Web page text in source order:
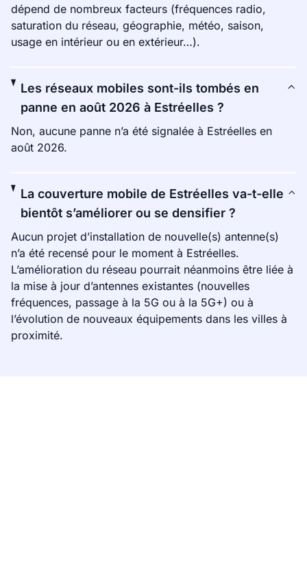
dépend de nombreux facteurs (fréquences radio,
saturation du réseau, géographie, météo, saison,
usage en intérieur ou en extérieur…).
Les réseaux mobiles sont-ils tombés en
panne en août 2026 à Estréelles ?
Non, aucune panne n’a été signalée à Estréelles en
août 2026.
La couverture mobile de Estréelles va-t-elle
bientôt s’améliorer ou se densifier ?
Aucun projet d’installation de nouvelle(s) antenne(s)
n’a été recensé pour le moment à Estréelles.
L’amélioration du réseau pourrait néanmoins être liée à
la mise à jour d’antennes existantes (nouvelles
fréquences, passage à la 5G ou à la 5G+) ou à
l’évolution de nouveaux équipements dans les villes à
proximité.